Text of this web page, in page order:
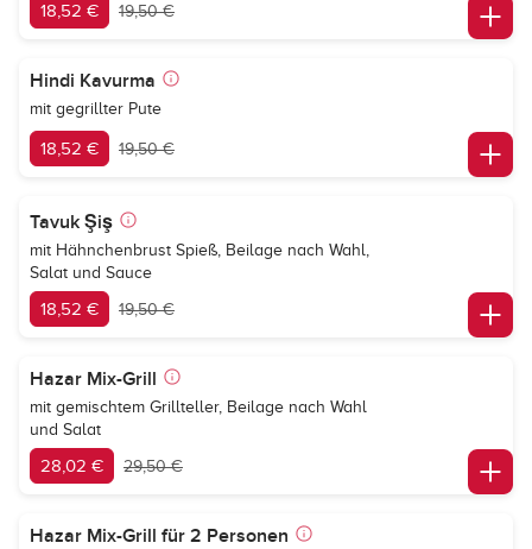
18,52 € 19,50 €
Hindi Kavurma
mit gegrillter Pute
18,52 € 19,50 €
Tavuk Şiş
mit Hähnchenbrust Spieß, Beilage nach Wahl,
Salat und Sauce
18,52 € 19,50 €
Hazar Mix-Grill
mit gemischtem Grillteller, Beilage nach Wahl
und Salat
28,02 € 29,50 €
Hazar Mix-Grill für 2 Personen